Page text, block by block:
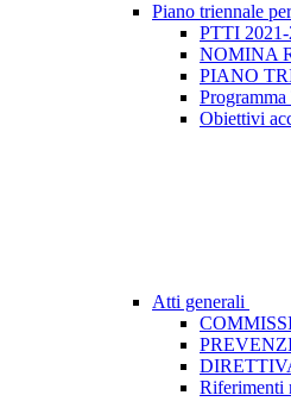
Piano triennale
PTTI
NOMINA
PIANO
Obiettivi
Atti generali
Riferimenti